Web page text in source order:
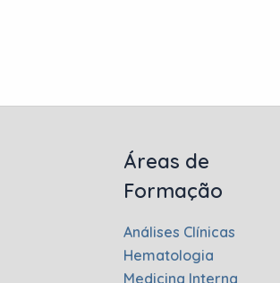
Áreas de
Formação
Análises Clínicas
Hematologia
Medicina Interna